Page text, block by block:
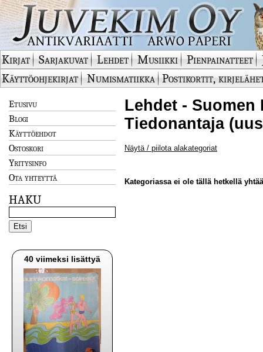
Kirjat Sarjakuvat Lehdet Musiikki Pienpainatteet
Käyttöohjekirjat
Numismatiikka Postikortit,
Etusivu
Blogi
Käyttöehdot
Ostoskori
Yritysinfo
Ota yhteyttä
HAKU
40 viimeksi lisättyä
Lehdet -
Tiedonantaja
Näytä / piilota alakategoriat
Kategoriassa ei ole tällä hetkellä